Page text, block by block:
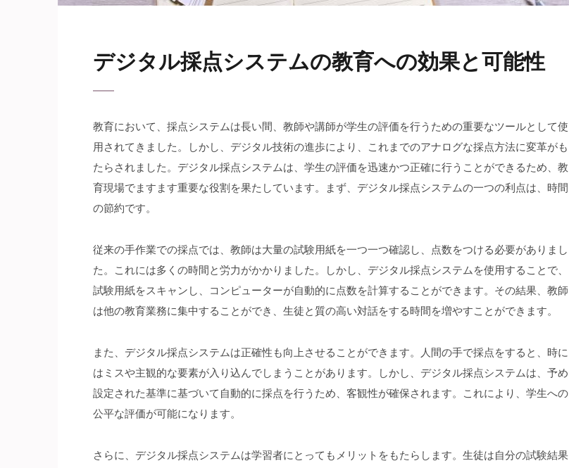
デジタル採点システムの教育への効果と可能性
教育において、採点システムは長い間、教師や講師が学生の評価を行うための重要なツールとして使
用されてきました。
しかし、デジタル技術の進歩により、これまでのアナログな採点方法に変革がも
たらされました。デジタル採点システムは、学生の評価を迅速かつ正確に行うことができるため、教
育現場でますます重要な役割を果たしています。まず、デジタル採点システムの一つの利点は、時間
の節約です。
従来の手作業での採点では、教師は大量の試験用紙を一つ一つ確認し、点数をつける必要がありまし
た。これには多くの時間と労力がかかりました。しかし、デジタル採点システムを使用することで、
試験用紙をスキャンし、コンピューターが自動的に点数を計算することができます。その結果、教師
は他の教育業務に集中することができ、生徒と質の高い対話をする時間を増やすことができます。
また、デジタル採点システムは正確性も向上させることができます。人間の手で採点をすると、時に
はミスや主観的な要素が入り込んでしまうことがあります。しかし、デジタル採点システムは、予め
設定された基準に基づいて自動的に採点を行うため、客観性が確保されます。これにより、学生への
公平な評価が可能になります。
さらに、デジタル採点システムは学習者にとってもメリットをもたらします。生徒は自分の試験結果